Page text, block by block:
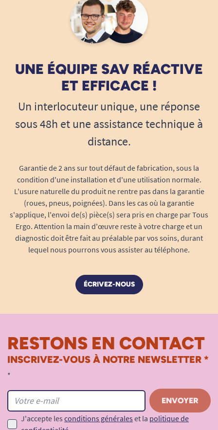
Pas de problème,merci de votre retour
UNE ÉQUIPE SAV RÉACTIVE
ET EFFICACE !
Un interlocuteur unique, une réponse
sous 48h et une assistance technique à
distance.
Garantie de 2 ans sur tout défaut de fabrication, sous la
condition d'une installation et d'une utilisation normale.
L'usure naturelle du produit ne rentre pas dans la garantie
(roues, pneus, poignées). Dans les cas où la garantie
s'applique, l'envoi de(s) pièce(s) sera pris en charge par Tous
Ergo. Attention la main d'œuvre reste à votre charge et un
diagnostic doit être fait au préalable par vos soins, durant
lequel nous pourrons vous assister au téléphone.
ÉCRIVEZ-NOUS
RESTONS EN CONTACT
INSCRIVEZ-VOUS À NOTRE NEWSLETTER *
*
J'accepte les conditions générales et la politique de